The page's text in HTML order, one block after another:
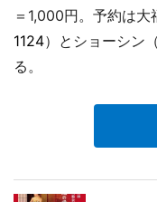
＝1,000円。予約は
1124）とショーシン
る。